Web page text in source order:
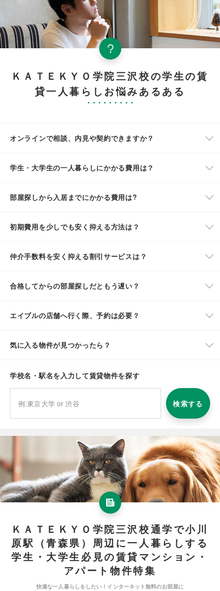
ＫＡＴＥＫＹＯ学院三沢校の学生の賃
貸一人暮らしお悩みあるある
オンラインで相談、内見や契約できますか？
学生・大学生の一人暮らしにかかる費用は？
部屋探しから入居までにかかる費用は?
初期費用を少しでも安く抑える方法は？
仲介手数料を安く抑える割引サービスは？
合格してからの部屋探しだともう遅い？
エイブルの店舗へ行く際、予約は必要？
気に入る物件が見つかったら？
学校名・駅名を入力して賃貸物件を探す
検索する
ＫＡＴＥＫＹＯ学院三沢校通学で小川
原駅（青森県）周辺に一人暮らしする
学生・大学生必見の賃貸マンション・
アパート物件特集
快適な一人暮らしをしたい！インターネット無料のお部屋に